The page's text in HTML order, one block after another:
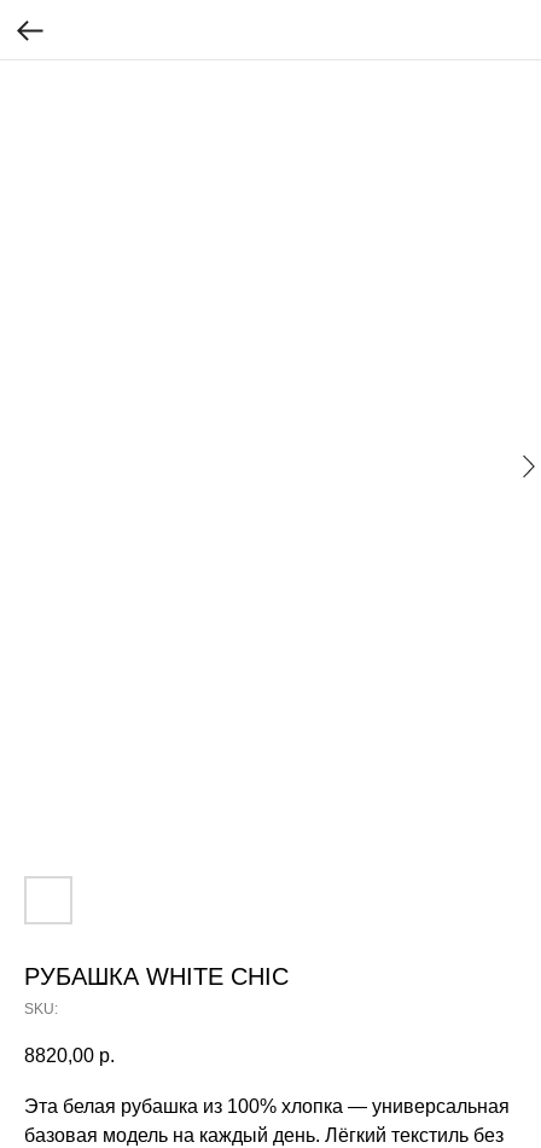
РУБАШКА WHITE CHIC
SKU:
8820,00 р.
Эта белая рубашка из 100% хлопка — универсальная
базовая модель на каждый день. Лёгкий текстиль без